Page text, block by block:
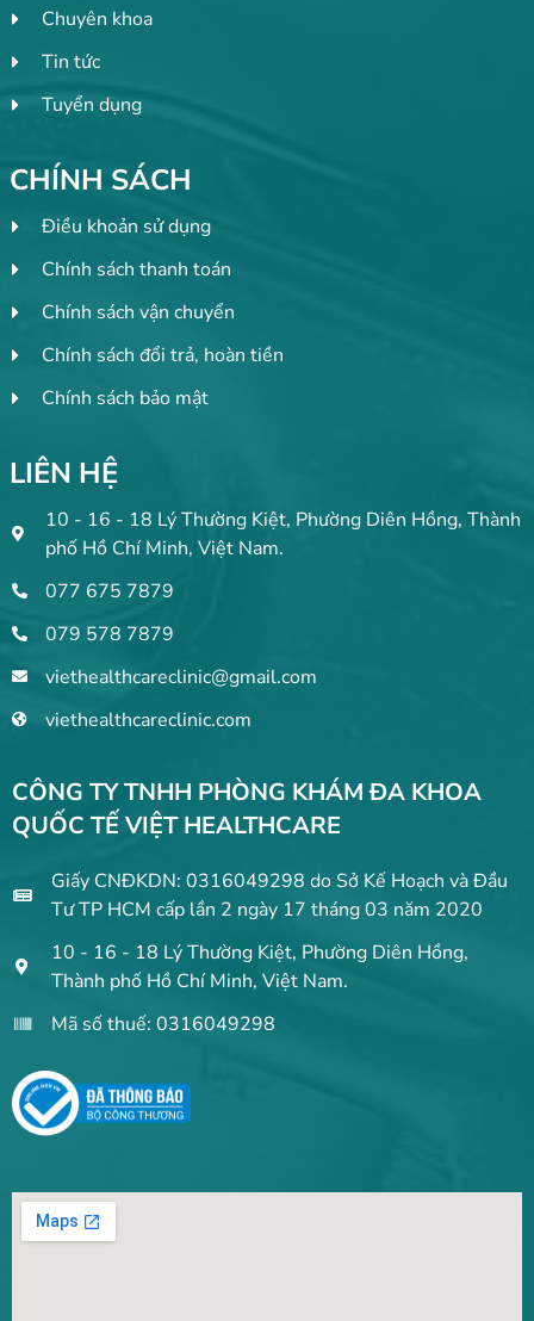
Chuyên khoa
Tin tức
Tuyển dụng
CHÍNH SÁCH
Điều khoản sử dụng
Chính sách thanh toán
Chính sách vận chuyển
Chính sách đổi trả, hoàn tiền
Chính sách bảo mật
LIÊN HỆ
10 - 16 - 18 Lý Thường Kiệt, Phường Diên Hồng, Thành
phố Hồ Chí Minh, Việt Nam.
077 675 7879
079 578 7879
viethealthcareclinic@gmail.com
viethealthcareclinic.com
CÔNG TY TNHH PHÒNG KHÁM ĐA KHOA
QUỐC TẾ VIỆT HEALTHCARE
Giấy CNĐKDN: 0316049298 do Sở Kế Hoạch và Đầu
Tư TP HCM cấp lần 2 ngày 17 tháng 03 năm 2020
10 - 16 - 18 Lý Thường Kiệt, Phường Diên Hồng,
Thành phố Hồ Chí Minh, Việt Nam.
Mã số thuế: 0316049298